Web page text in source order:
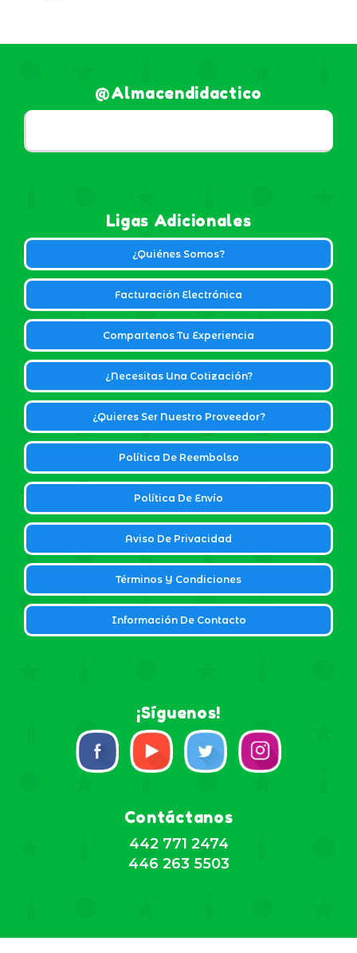
@almacendidactico
Ligas Adicionales
¿Quiénes Somos?
Facturación Electrónica
Compartenos Tu Experiencia
¿Necesitas Una Cotización?
¿Quieres Ser Nuestro Proveedor?
Política De Reembolso
Política De Envío
Aviso De Privacidad
Términos Y Condiciones
Información De Contacto
¡Síguenos!
Contáctanos
442 771 2474
446 263 5503